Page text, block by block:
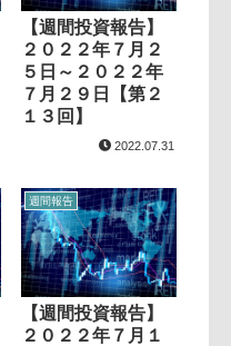
【週間投資報告】
２０２２年７月２
５日～２０２２年
７月２９日【第２
１３回】
2022.07.31
週間報告
【週間投資報告】
２０２２年７月１